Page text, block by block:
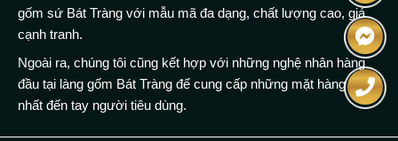
gốm sứ Bát Tràng với mẫu mã đa dạng, chất lượng cao, giá
cạnh tranh.
Ngoài ra, chúng tôi cũng kết hợp với những nghệ nhân hàng
đầu tại làng gốm Bát Tràng để cung cấp những mặt hàng tốt
nhất đến tay người tiêu dùng.